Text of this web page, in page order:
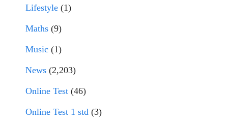
Lifestyle (1)
Maths (9)
Music (1)
News (2,203)
Online Test (46)
Online Test 1 std (3)